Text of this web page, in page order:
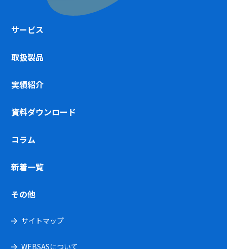
サービス
取扱製品
実績紹介
資料ダウンロード
コラム
新着一覧
その他
サイトマップ
WEBSASについて